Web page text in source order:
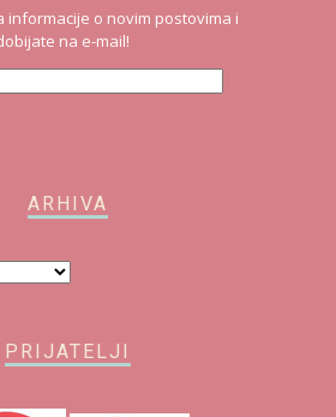
informacije o novim postovima i
na e-mail!
ARHIVA
PRIJATELJI